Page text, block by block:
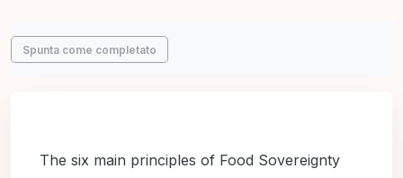
Aggregazione dei criteri
Spunta come completato
The six main principles of Food Sovereignty